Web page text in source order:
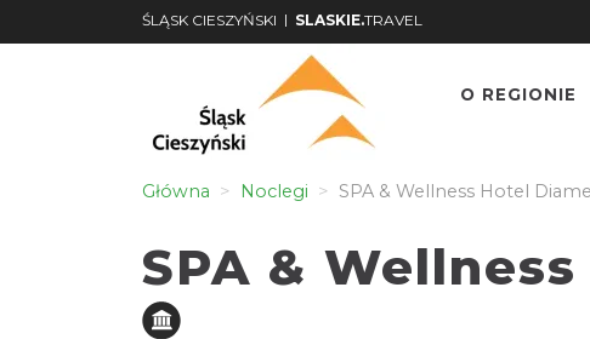
ŚLĄSK CIESZYŃSKI | SLASKIE.TRAVEL
O REGIONIE
Główna Noclegi SPA & Wellness Hotel
SPA &